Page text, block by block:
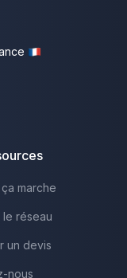
marche
réseau
un devis
nous